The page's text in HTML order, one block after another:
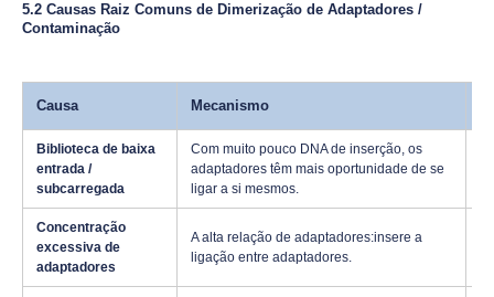
5.2 Causas Raiz Comuns de Dimerização de Adaptadores /
Contaminação
Causa Mecanismo
Biblioteca de baixa
entrada /
subcarregada
Com muito pouco DNA de inserção, os
adaptadores têm mais oportunidade de se
ligar a si mesmos.
Concentração
excessiva de
adaptadores
A alta relação de adaptadores:insere a
ligação entre adaptadores.